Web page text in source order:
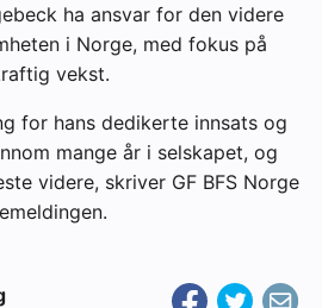
ha ansvar for den videre
i Norge, med fokus på
vekst.
for hans dedikerte innsats og
mange år i selskapet, og
videre, skriver GF BFS Norge